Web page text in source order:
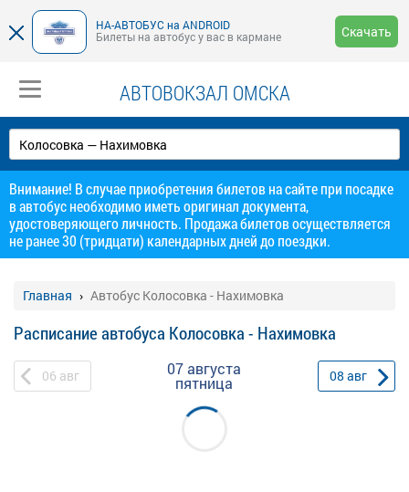
НА-АВТОБУС на ANDROID
Билеты на автобус у вас в кармане
Скачать
АВТОВОКЗАЛ ОМСКА
Внимание! В случае приобретения билетов на сайте при посадке
в автобус необходимо иметь оригинал документа,
удостоверяющего личность. Продажа билетов осуществляется
не ранее 30 (тридцати) календарных дней до поездки.
Главная Автобус Колосовка - Нахимовка
Расписание автобуса Колосовка - Нахимовка
06 авг 07 августа
пятница 08 авг